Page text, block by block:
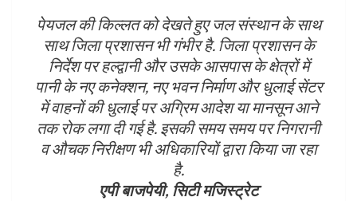
पेयजल की किल्लत को देखते हुए जल संस्थान के साथ
साथ जिला प्रशासन भी गंभीर है. जिला प्रशासन के
निर्देश पर हल्द्वानी और उसके आसपास के क्षेत्रों में
पानी के नए कनेक्शन, नए भवन निर्माण और धुलाई सेंटर
में वाहनों की धुलाई पर अग्रिम आदेश या मानसून आने
तक रोक लगा दी गई है. इसकी समय समय पर निगरानी
व औचक निरीक्षण भी अधिकारियों द्वारा किया जा रहा
है.
एपी बाजपेयी, सिटी मजिस्ट्रेट